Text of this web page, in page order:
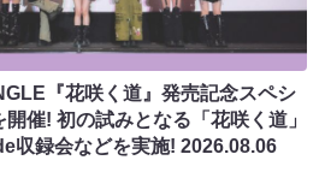
『花咲く道』発売記念スペシ
催! 初の試みとなる「花咲く道」
収録会などを実施! 2026.08.06